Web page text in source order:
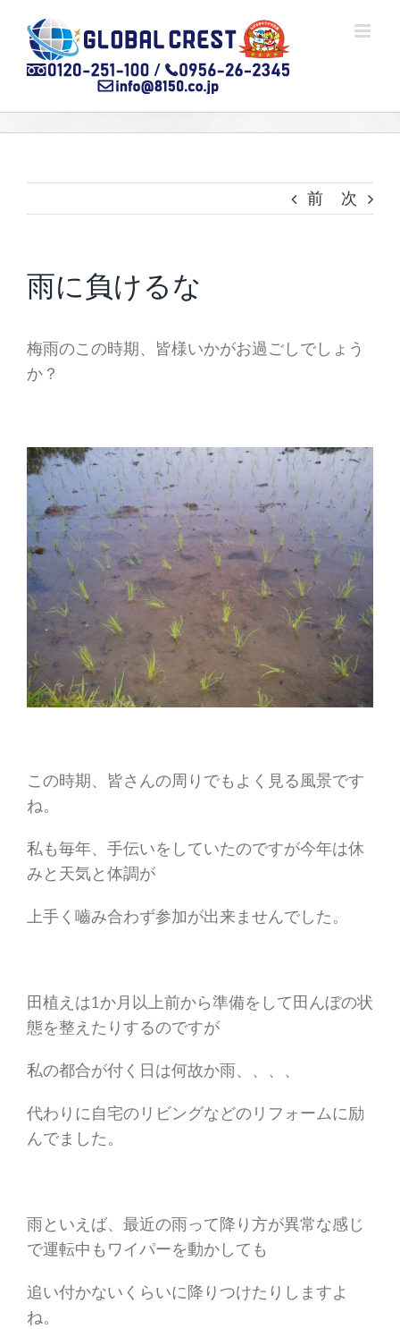
content
前 次
雨に負けるな
梅雨のこの時期、皆様いかがお過ごしでしょう
か？
この時期、皆さんの周りでもよく見る風景です
ね。
私も毎年、手伝いをしていたのですが今年は休
みと天気と体調が
上手く嚙み合わず参加が出来ませんでした。
田植えは1か月以上前から準備をして田んぼの状
態を整えたりするのですが
私の都合が付く日は何故か雨、、、、
代わりに自宅のリビングなどのリフォームに励
んでました。
雨といえば、最近の雨って降り方が異常な感じ
で運転中もワイパーを動かしても
追い付かないくらいに降りつけたりしますよ
ね。